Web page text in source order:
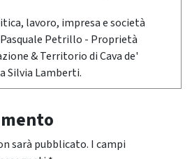
lavoro, impresa e società
Petrillo - Proprietà
& Territorio di Cava de'
Silvia Lamberti.
sarà pubblicato. I campi